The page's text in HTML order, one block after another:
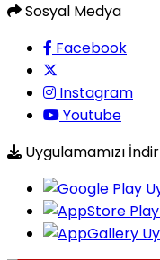
Sosyal Medya
Facebook
Instagram
Youtube
Uygulamamızı İndir